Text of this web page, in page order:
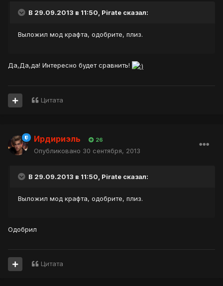
В 29.09.2013 в 11:50, Pirate сказал:
Выложил мод крафта, одобрите, плиз.
Да,Да,да! Интересно будет сравнить!
Цитата
Ирдириэль 26
Опубликовано 30 сентября, 2013
В 29.09.2013 в 11:50, Pirate сказал:
Выложил мод крафта, одобрите, плиз.
Одобрил
Цитата